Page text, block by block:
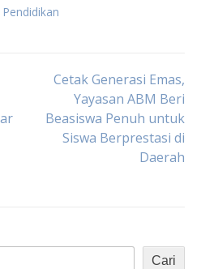
Pendidikan
Cetak Generasi Emas,
Yayasan ABM Beri
Beasiswa Penuh untuk
Siswa Berprestasi di
Daerah
Cari